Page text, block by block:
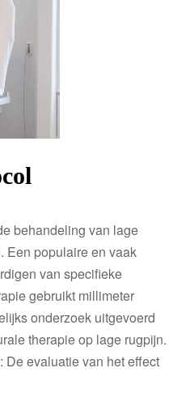
behandeling van lage
Een populaire en vaak
van specifieke
gebruikt millimeter
onderzoek uitgevoerd
therapie op lage rugpijn.
evaluatie van het effect